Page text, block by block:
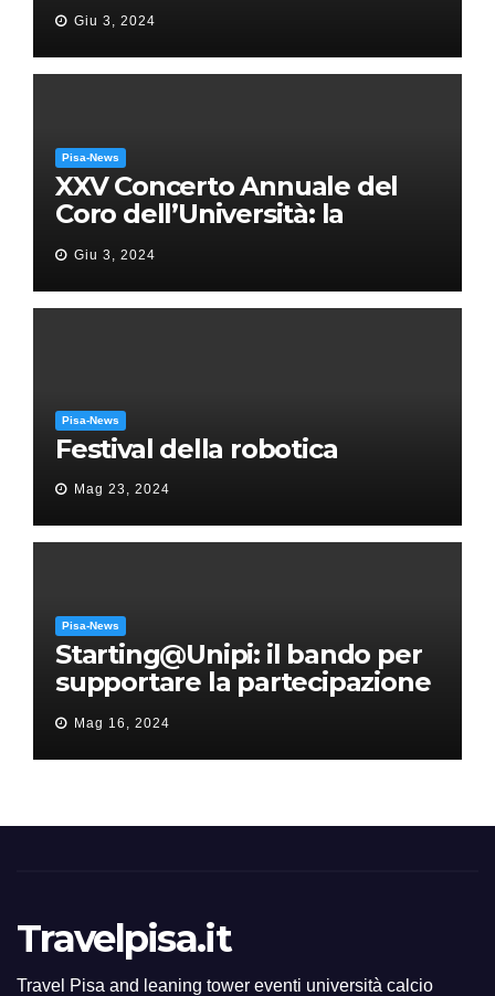
Giu 3, 2024
Pisa-News
XXV Concerto Annuale del
Coro dell’Università: la
“Messa in gloria” di Giacomo
Puccini
Giu 3, 2024
Pisa-News
Festival della robotica
Mag 23, 2024
Pisa-News
Starting@Unipi: il bando per
supportare la partecipazione
all’ERC Starting Grant
Mag 16, 2024
Travelpisa.it
Travel Pisa and leaning tower eventi università calcio